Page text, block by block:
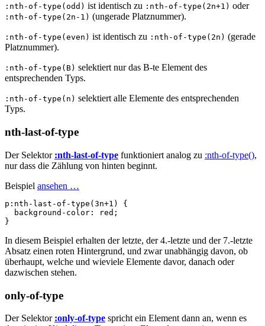
:nth-of-type(odd) ist identisch zu :nth-of-type(2n+1) oder
:nth-of-type(2n-1) (ungerade Platznummer).
:nth-of-type(even) ist identisch zu :nth-of-type(2n) (gerade
Platznummer).
:nth-of-type(B) selektiert nur das B-te Element des
entsprechenden Typs.
:nth-of-type(n) selektiert alle Elemente des entsprechenden
Typs.
nth-last-of-type
Der Selektor :nth-last-of-type funktioniert analog zu :nth-of-type(),
nur dass die Zählung von hinten beginnt.
Beispiel ansehen …
p :nth-last-of-type ( 3n+1 )
{
background-color : red ;
}
In diesem Beispiel erhalten der letzte, der 4.-letzte und der 7.-letzte
Absatz einen roten Hintergrund, und zwar unabhängig davon, ob
überhaupt, welche und wieviele Elemente davor, danach oder
dazwischen stehen.
only-of-type
Der Selektor :only-of-type spricht ein Element dann an, wenn es